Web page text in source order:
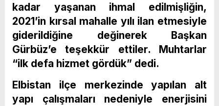
kadar yaşanan ihmal edilmişliğin,
2021’in kırsal mahalle yılı ilan etmesiyle
giderildiğine değinerek Başkan
Gürbüz’e teşekkür ettiler. Muhtarlar
“ilk defa hizmet gördük” dedi.
Elbistan ilçe merkezinde yapılan alt
yapı çalışmaları nedeniyle enerjisini